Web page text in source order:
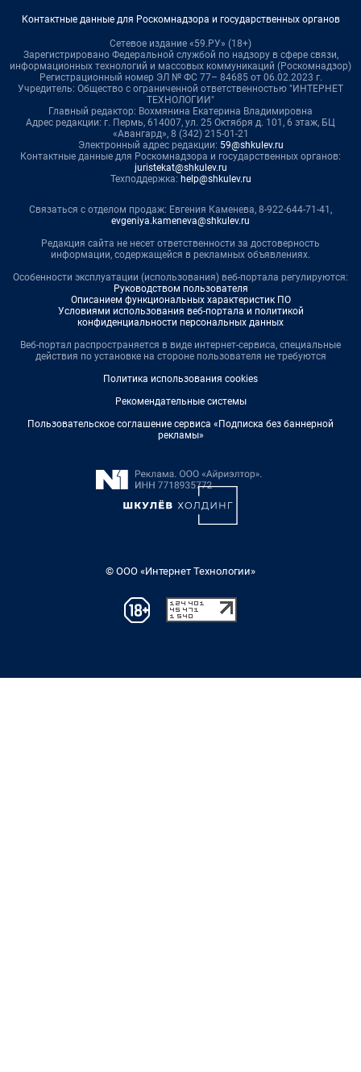
Контактные данные для Роскомнадзора и государственных органов
Сетевое издание «59.РУ» (18+)
Зарегистрировано Федеральной службой по надзору в сфере связи,
информационных технологий и массовых коммуникаций (Роскомнадзор)
Регистрационный номер ЭЛ № ФС 77– 84685 от 06.02.2023 г.
Учредитель: Общество с ограниченной ответственностью "ИНТЕРНЕТ
ТЕХНОЛОГИИ"
Главный редактор: Вохмянина Екатерина Владимировна
Адрес редакции: г. Пермь, 614007, ул. 25 Октября д. 101, 6 этаж, БЦ
«Авангард», 8 (342) 215-01-21
Электронный адрес редакции: 59@shkulev.ru
Контактные данные для Роскомнадзора и государственных органов:
juristekat@shkulev.ru
Техподдержка: help@shkulev.ru
Связаться с отделом продаж: Евгения Каменева, 8-922-644-71-41,
evgeniya.kameneva@shkulev.ru
Редакция сайта не несет ответственности за достоверность
информации, содержащейся в рекламных объявлениях.
Особенности эксплуатации (использования) веб-портала регулируются:
Руководством пользователя
Описанием функциональных характеристик ПО
Условиями использования веб-портала и политикой
конфиденциальности персональных данных
Веб-портал распространяется в виде интернет-сервиса, специальные
действия по установке на стороне пользователя не требуются
Политика использования cookies
Рекомендательные системы
Пользовательское соглашение сервиса «Подписка без баннерной
рекламы»
© ООО «Интернет Технологии»